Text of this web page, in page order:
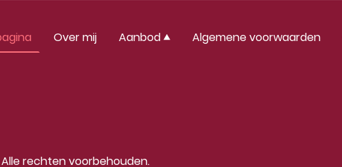
Over mij Aanbod Algemene voorwaarden
rechten voorbehouden.